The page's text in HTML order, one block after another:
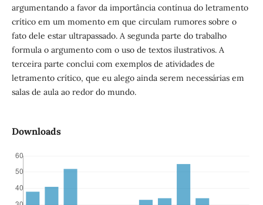
argumentando a favor da importância contínua do letramento
crítico em um momento em que circulam rumores sobre o
fato dele estar ultrapassado. A segunda parte do trabalho
formula o argumento com o uso de textos ilustrativos. A
terceira parte conclui com exemplos de atividades de
letramento crítico, que eu alego ainda serem necessárias em
salas de aula ao redor do mundo.
Downloads